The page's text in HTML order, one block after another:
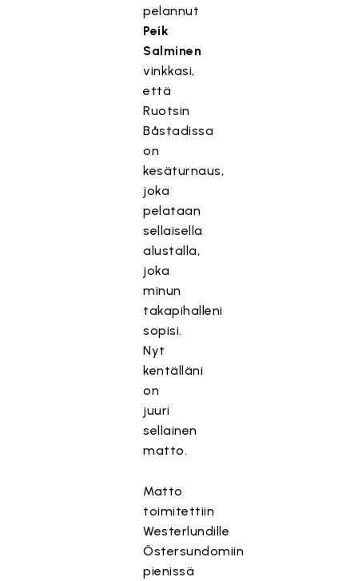
pelannut
Peik
Salminen
vinkkasi,
että
Ruotsin
Båstadissa
on
kesäturnaus,
joka
pelataan
sellaisella
alustalla,
joka
minun
takapihalleni
sopisi.
Nyt
kentälläni
on
juuri
sellainen
matto.
Matto
toimitettiin
Westerlundille
Östersundomiin
pienissä